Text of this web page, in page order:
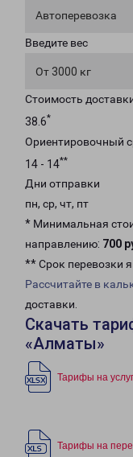
Автоперевозка
Введите вес
От 3000 кг
Стоимость
38.6*
Ориентировочный
14 - 14**
Дни отправки
пн, ср, чт, пт
* Минимальная
направлению: 700
** Срок перевозки
Рассчитайте в
доставки.
Скачать
«Алматы»
Тарифы на
Тарифы на